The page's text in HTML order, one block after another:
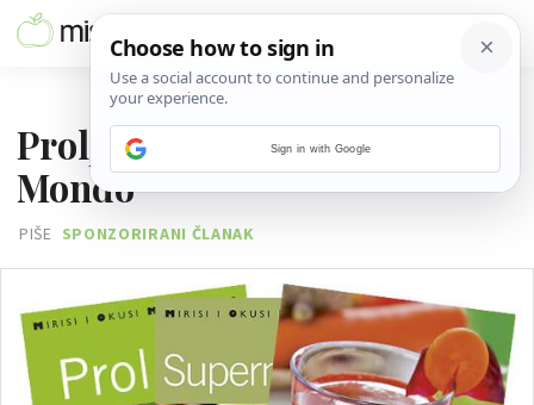
Proljetna detoksikacija uz
Mondo
PIŠE SPONZORIRANI ČLANAK
Sign in with Google